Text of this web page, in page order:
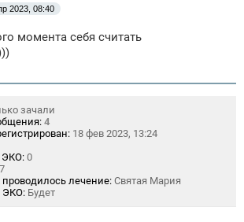
2023, 08:40
момента себя считать
зачали
4
18 фев 2023, 13:24
ЭКО: 0
7
проводилось лечение: Святая Мария
ЭКО: Будет